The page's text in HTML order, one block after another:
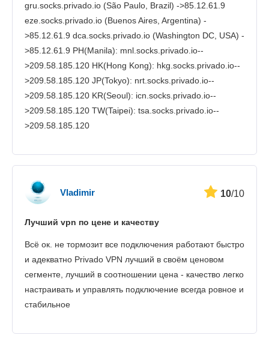
gru.socks.privado.io (São Paulo, Brazil) ->85.12.61.9
eze.socks.privado.io (Buenos Aires, Argentina) -
>85.12.61.9 dca.socks.privado.io (Washington DC, USA) -
>85.12.61.9 PH(Manila): mnl.socks.privado.io--
>209.58.185.120 HK(Hong Kong): hkg.socks.privado.io--
>209.58.185.120 JP(Tokyo): nrt.socks.privado.io--
>209.58.185.120 KR(Seoul): icn.socks.privado.io--
>209.58.185.120 TW(Taipei): tsa.socks.privado.io--
>209.58.185.120
Vladimir 10/10
Лучший vpn по цене и качеству
Всё ок. не тормозит все подключения работают быстро
и адекватно Privado VPN лучший в своём ценовом
сегменте, лучший в соотношении цена - качество легко
настраивать и управлять подключение всегда ровное и
стабильное